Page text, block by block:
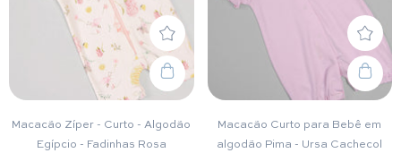
Macacão Zíper - Curto - Algodão
Egípcio - Fadinhas Rosa
Macacão Curto para Bebê em
algodão Pima - Ursa Cachecol